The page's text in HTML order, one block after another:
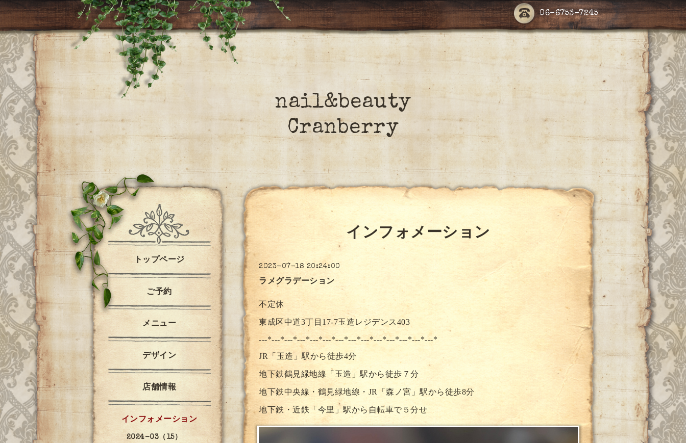
06-6753-7245
nail&beauty
Cranberry
インフォメーション
2023-07-18 20:24:00
ラメグラデーション
不定休
東成区中道3丁目17-7玉造レジデンス403
---*---*---*---*---*---*---*---*---*---*---*---*---*---*
JR「玉造」駅から徒歩4分
地下鉄鶴見緑地線「玉造」駅から徒歩７分
地下鉄中央線・鶴見緑地線・JR「森ノ宮」駅から徒歩8分
地下鉄・近鉄「今里」駅から自転車で５分せ
トップページ
ご予約
メニュー
デザイン
店舗情報
インフォメーション
2024-03（15）